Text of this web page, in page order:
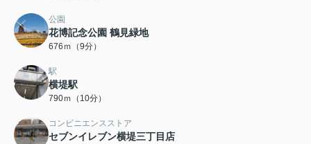
公園
花博記念公園 鶴見緑地
676ｍ（9分）
駅
横堤駅
790ｍ（10分）
コンビニエンスストア
セブンイレブン横堤三丁目店